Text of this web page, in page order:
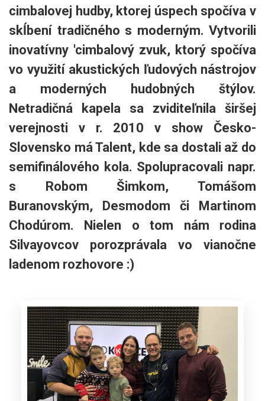
cimbalovej hudby, ktorej úspech spočíva v
skĺbení tradičného s moderným. Vytvorili
inovatívny 'cimbalový zvuk, ktorý spočíva
vo využití akustických ľudových nástrojov
a moderných hudobných štýlov.
Netradičná kapela sa zviditeľnila širšej
verejnosti v r. 2010 v show Česko-
Slovensko má Talent, kde sa dostali až do
semifinálového kola. Spolupracovali napr.
s Robom Šimkom, Tomášom
Buranovským, Desmodom či Martinom
Chodúrom. Nielen o tom nám rodina
Silvayovcov porozprávala vo vianočne
ladenom rozhovore :)